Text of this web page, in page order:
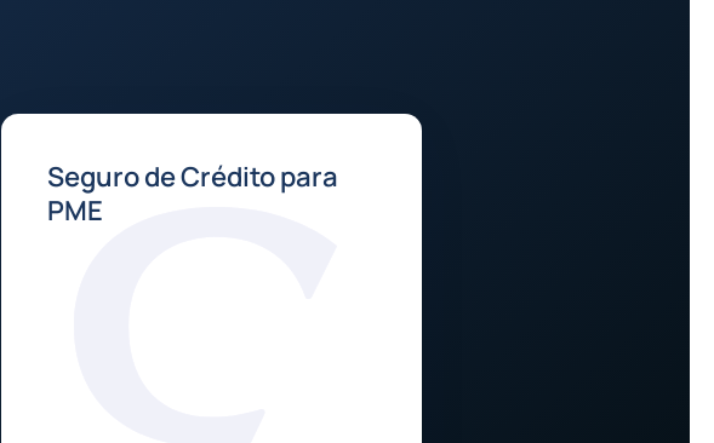
Seguro de Crédito para
PME